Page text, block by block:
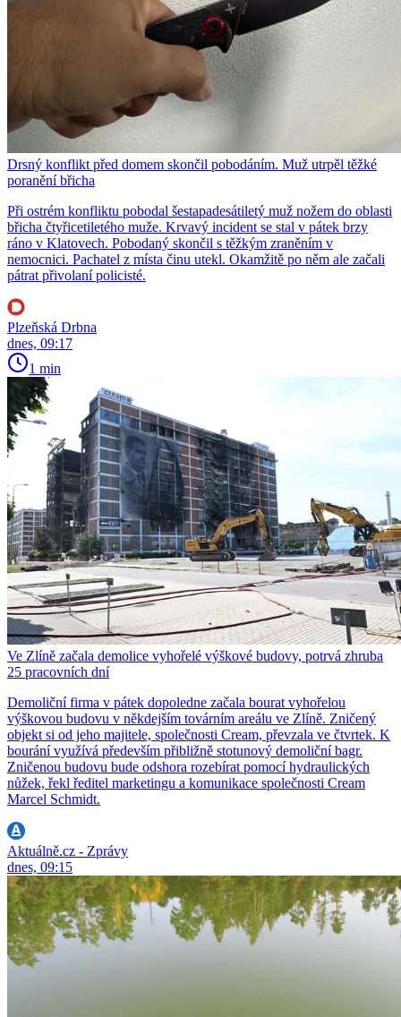
Drsný konflikt před domem skončil pobodáním. Muž utrpěl těžké
poranění břicha
Při ostrém konfliktu pobodal šestapadesátiletý muž nožem do oblasti
břicha čtyřicetiletého muže. Krvavý incident se stal v pátek brzy
ráno v Klatovech. Pobodaný skončil s těžkým zraněním v
nemocnici. Pachatel z místa činu utekl. Okamžitě po něm ale začali
pátrat přivolaní policisté.
Plzeňská Drbna
dnes, 09:17
1 min
Ve Zlíně začala demolice vyhořelé výškové budovy, potrvá zhruba
25 pracovních dní
Demoliční firma v pátek dopoledne začala bourat vyhořelou
výškovou budovu v někdejším továrním areálu ve Zlíně. Zničený
objekt si od jeho majitele, společnosti Cream, převzala ve čtvrtek. K
bourání využívá především přibližně stotunový demoliční bagr.
Zničenou budovu bude odshora rozebírat pomocí hydraulických
nůžek, řekl ředitel marketingu a komunikace společnosti Cream
Marcel Schmidt.
Aktuálně.cz - Zprávy
dnes, 09:15